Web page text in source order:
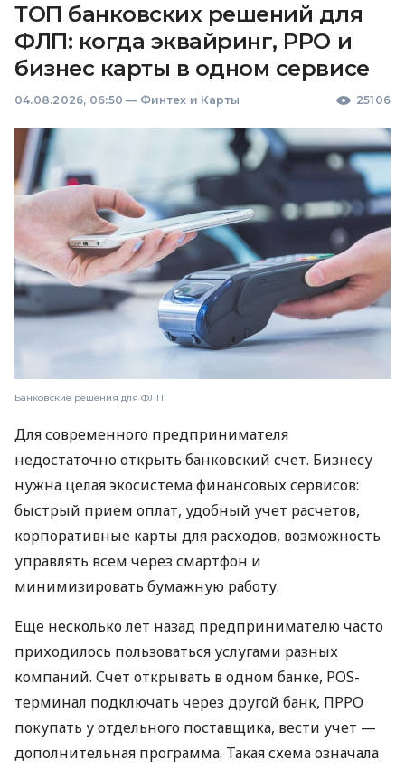
ТОП банковских решений для
ФЛП: когда эквайринг, РРО и
бизнес карты в одном сервисе
04.08.2026, 06:50 — Финтех и Карты 25106
Банковские решения для ФЛП
Для современного предпринимателя
недостаточно открыть банковский счет. Бизнесу
нужна целая экосистема финансовых сервисов:
быстрый прием оплат, удобный учет расчетов,
корпоративные карты для расходов, возможность
управлять всем через смартфон и
минимизировать бумажную работу.
Еще несколько лет назад предпринимателю часто
приходилось пользоваться услугами разных
компаний. Счет открывать в одном банке, POS-
терминал подключать через другой банк, ПРРО
покупать у отдельного поставщика, вести учет —
дополнительная программа. Такая схема означала